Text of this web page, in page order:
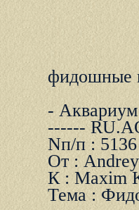
фидошные
-
------
Nп/п :
От :
К : Maxim
Тема :